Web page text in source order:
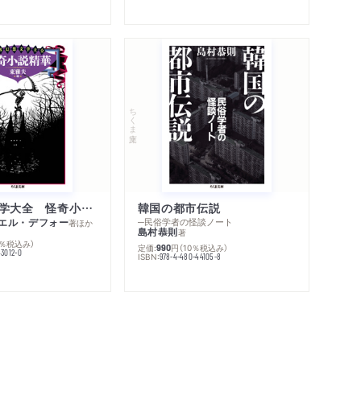
世界幻想文学大全 怪奇小説精華
ル・デフォー著ほか
税込み）
0
ちくま文庫
韓国の都市伝説
─民俗学者の怪談ノート
島村恭則著
定価:990円 （10％税込み）
ISBN:978-4-480-44105-8